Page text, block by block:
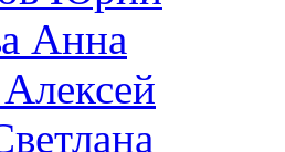
Анна